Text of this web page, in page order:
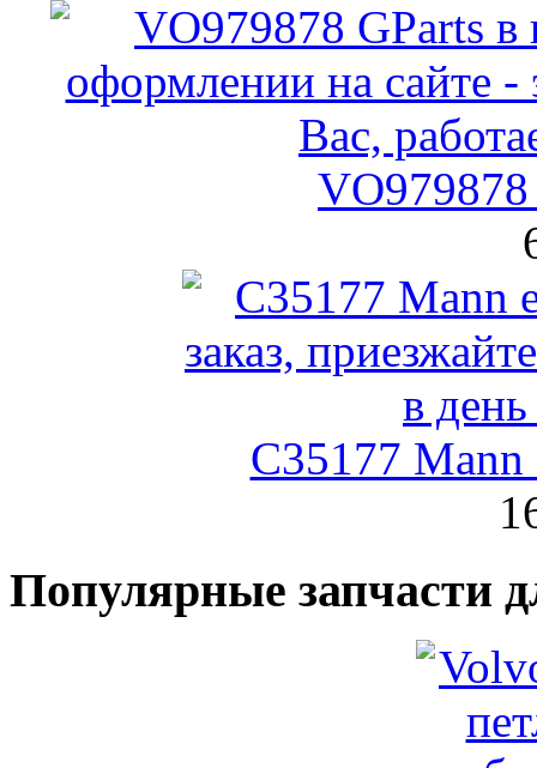
VO979878
C35177
Популярные запчасти